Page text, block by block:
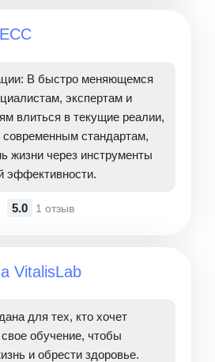
В быстро меняющемся
экспертам и
влиться в текущие реалии,
современным стандартам,
жизни через инструменты
эффективности.
5.0 1 отзыв
VitalisLab
для тех, кто хочет
обучение, чтобы
и обрести здоровье.